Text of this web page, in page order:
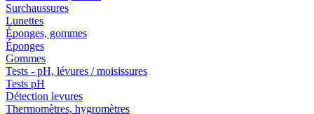
Surchaussures
Lunettes
Éponges, gommes
Éponges
Gommes
Tests - pH, lévures / moisissures
Tests pH
Détection levures
Thermomètres, hygromètres